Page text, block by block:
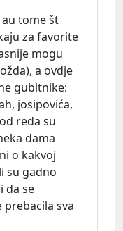
tome št
za favorite
mogu
a ovdje
gubitnike:
josipovića,
reda su
dama
o kakvoj
su gadno
da se
prebacila sva